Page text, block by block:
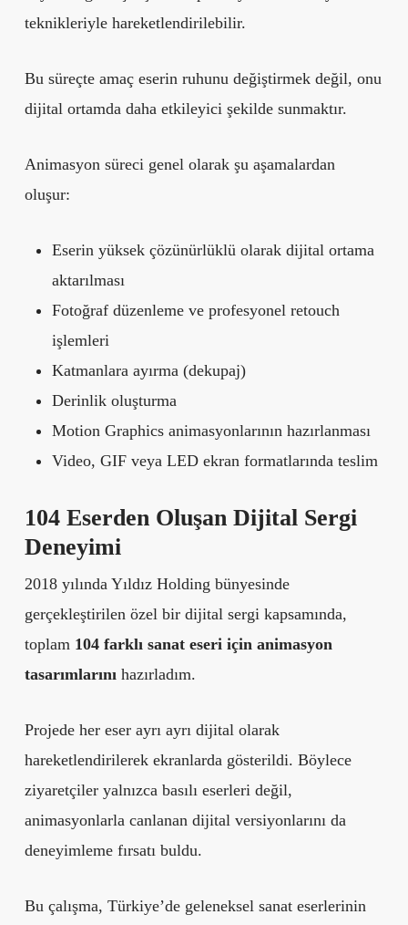
teknikleriyle hareketlendirilebilir.
Bu süreçte amaç eserin ruhunu değiştirmek değil, onu
dijital ortamda daha etkileyici şekilde sunmaktır.
Animasyon süreci genel olarak şu aşamalardan
oluşur:
Eserin yüksek çözünürlüklü olarak dijital ortama
aktarılması
Fotoğraf düzenleme ve profesyonel retouch
işlemleri
Katmanlara ayırma (dekupaj)
Derinlik oluşturma
Motion Graphics animasyonlarının hazırlanması
Video, GIF veya LED ekran formatlarında teslim
104 Eserden Oluşan Dijital Sergi
Deneyimi
2018 yılında Yıldız Holding bünyesinde
gerçekleştirilen özel bir dijital sergi kapsamında,
toplam 104 farklı sanat eseri için animasyon
tasarımlarını hazırladım.
Projede her eser ayrı ayrı dijital olarak
hareketlendirilerek ekranlarda gösterildi. Böylece
ziyaretçiler yalnızca basılı eserleri değil,
animasyonlarla canlanan dijital versiyonlarını da
deneyimleme fırsatı buldu.
Bu çalışma, Türkiye’de geleneksel sanat eserlerinin